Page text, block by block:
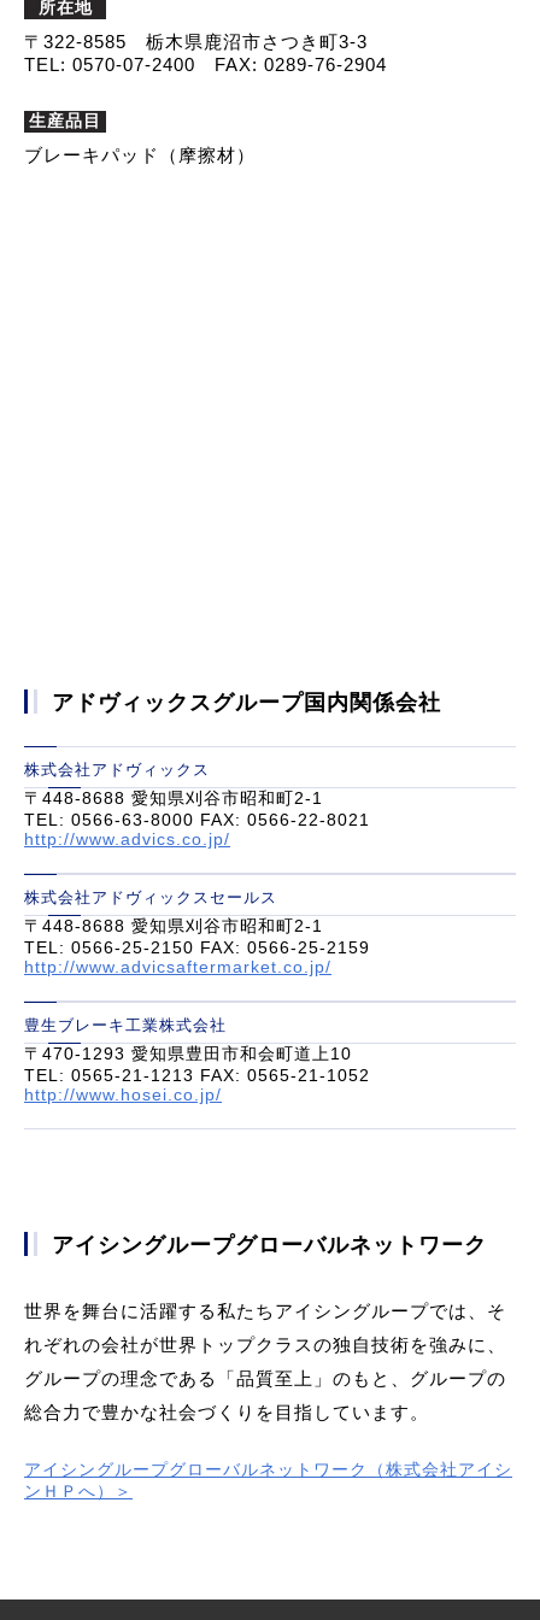
所在地
〒322-8585 栃木県鹿沼市さつき町3-3
TEL: 0570-07-2400 FAX: 0289-76-2904
生産品目
ブレーキパッド（摩擦材）
アドヴィックスグループ国内関係会社
株式会社アドヴィックス
〒448-8688 愛知県刈谷市昭和町2-1
TEL: 0566-63-8000 FAX: 0566-22-8021
http://www.advics.co.jp/
株式会社アドヴィックスセールス
〒448-8688 愛知県刈谷市昭和町2-1
TEL: 0566-25-2150 FAX: 0566-25-2159
http://www.advicsaftermarket.co.jp/
豊生ブレーキ工業株式会社
〒470-1293 愛知県豊田市和会町道上10
TEL: 0565-21-1213 FAX: 0565-21-1052
http://www.hosei.co.jp/
アイシングループグローバルネットワーク
世界を舞台に活躍する私たちアイシングループでは、そ
れぞれの会社が世界トップクラスの独自技術を強みに、
グループの理念である「品質至上」のもと、グループの
総合力で豊かな社会づくりを目指しています。
アイシングループグローバルネットワーク（株式会社アイシ
ンＨＰへ）＞